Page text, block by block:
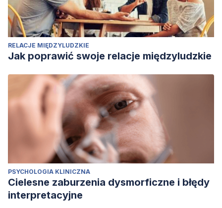
RELACJE MIĘDZYLUDZKIE
Jak poprawić swoje relacje międzyludzkie
PSYCHOLOGIA KLINICZNA
Cielesne zaburzenia dysmorficzne i błędy
interpretacyjne